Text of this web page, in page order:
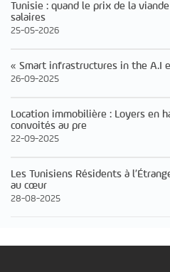
Tunisie : quand le prix de la
salaires
25-05-2026
« Smart infrastructures in the A.I
26-09-2025
Location immobilière : Loyers en
convoités au pre
22-09-2025
Les Tunisiens Résidents à
au cœur
28-08-2025